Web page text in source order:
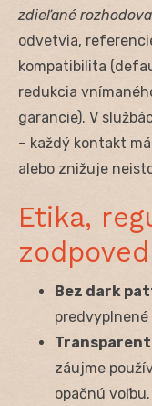
zdieľané
odvetvia,
kompatibilita
redukcia
garancie). V
– každý kontakt
alebo znižuje
Etika,
Bez dark
záujme
opačnú voľbu.